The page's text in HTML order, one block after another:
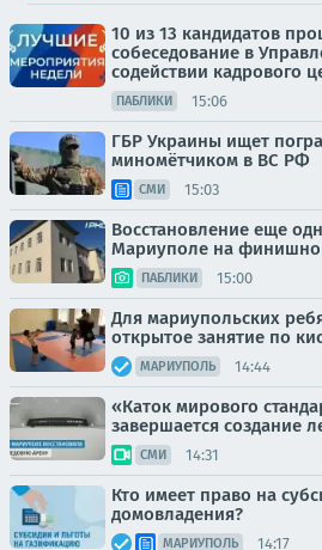
10 из 13 кандидатов
собеседование в
содействии кадрового
ПАБЛИКИ 15:06
ГБР Украины ищет
миномётчиком в ВС РФ
СМИ 15:03
Восстановление еще
Мариуполе на
ПАБЛИКИ 15:00
Для мариупольских
открытое занятие по
МАРИУПОЛЬ 14:44
«Каток мирового
завершается создание
СМИ 14:31
Кто имеет право на
домовладения?
МАРИУПОЛЬ 14:17